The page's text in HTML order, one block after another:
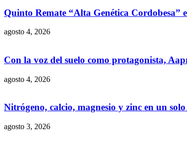
Quinto Remate “Alta Genética Cordobesa”
agosto 4, 2026
Con la voz del suelo como protagonista,
agosto 4, 2026
Nitrógeno, calcio, magnesio y zinc en un
agosto 3, 2026